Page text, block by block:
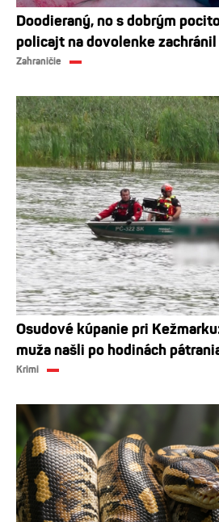
Doodieraný, no s dobrým
policajt na dovolenke
Zahraničie
Osudové kúpanie pri
muža našli po hodinách
Krimi